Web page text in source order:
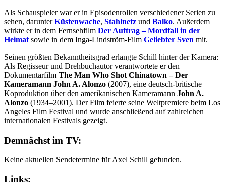
Als Schauspieler war er in Episodenrollen verschiedener Serien zu
sehen, darunterKüstenwache, Stahlnetz und Balko. Außerdem
wirkte er in dem Fernsehfilm Der Auftrag – Mordfall in der
Heimat sowie in dem Inga-Lindström-Film Geliebter Sven mit.
Seinen größten Bekanntheitsgrad erlangte Schill hinter der Kamera:
Als Regisseur und Drehbuchautor verantwortete er den
Dokumentarfilm The Man Who Shot Chinatown – Der
Kameramann John A. Alonzo (2007), eine deutsch-britische
Koproduktion über den amerikanischen Kameramann John A.
Alonzo (1934–2001). Der Film feierte seine Weltpremiere beim Los
Angeles Film Festival und wurde anschließend auf zahlreichen
internationalen Festivals gezeigt.
Demnächst im TV:
Keine aktuellen Sendetermine für Axel Schill gefunden.
Links: